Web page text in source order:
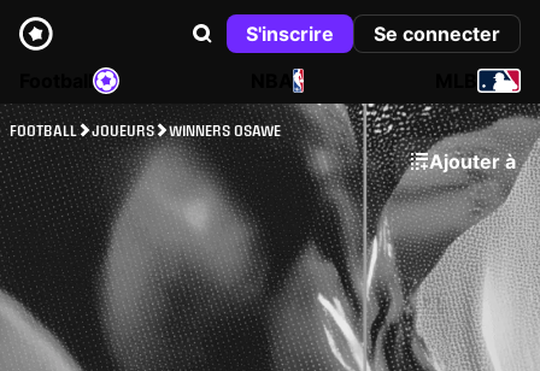
S'inscrire
Se connecter
NBA
FOOTBALL JOUEURS WINNERS OSAWE
Ajouter à